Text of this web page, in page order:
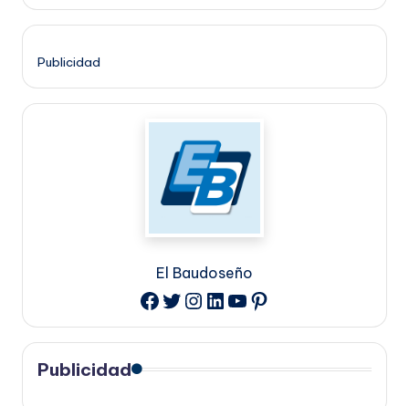
Publicidad
El Baudoseño
Facebook
Twitter
Instagram
LinkedIn
YouTube
Pinterest
Publicidad